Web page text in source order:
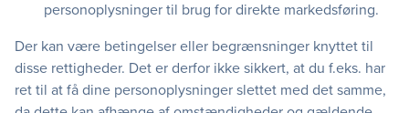
personoplysninger til brug for direkte markedsføring.
Der kan være betingelser eller begrænsninger knyttet til
disse rettigheder. Det er derfor ikke sikkert, at du f.eks. har
ret til at få dine personoplysninger slettet med det samme,